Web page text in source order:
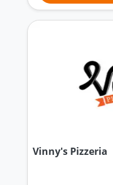
Vinny's Pizzeria